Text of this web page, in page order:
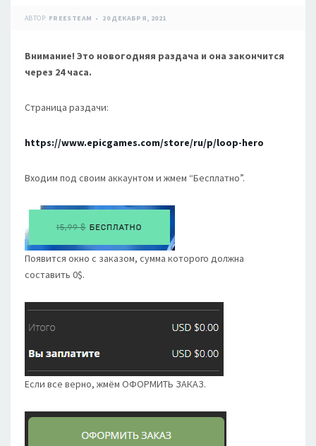
АВТОР: FREESTEAM 20 ДЕКАБРЯ, 2021
Внимание! Это новогодняя раздача и она закончится
через 24 часа.
Страница раздачи:
https://www.epicgames.com/store/ru/p/loop-hero
Входим под своим аккаунтом и жмем “Бесплатно”.
Появится окно с заказом, сумма которого должна
составить 0$.
Если все верно, жмём ОФОРМИТЬ ЗАКАЗ.